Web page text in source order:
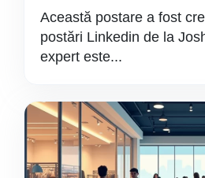
Această postare a fost
postări Linkedin de la
expert este...